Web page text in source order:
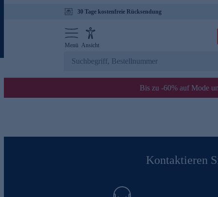
30 Tage kostenfreie Rücksendung
Menü Ansicht
Bis zu -60% auf Mode
Kontaktieren